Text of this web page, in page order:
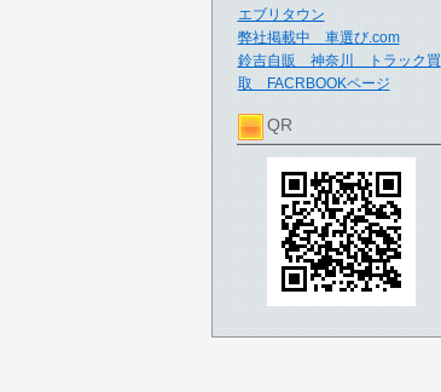
エブリタウン
弊社掲載中 車選び.com
鈴吉自販 神奈川 トラック買
取 FACRBOOKページ
QR